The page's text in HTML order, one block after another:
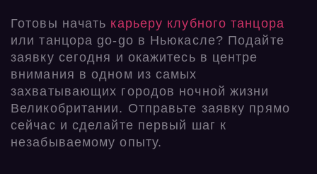
Готовы начать карьеру клубного танцора
или танцора go-go в Ньюкасле? Подайте
заявку сегодня и окажитесь в центре
внимания в одном из самых
захватывающих городов ночной жизни
Великобритании. Отправьте заявку прямо
сейчас и сделайте первый шаг к
незабываемому опыту.